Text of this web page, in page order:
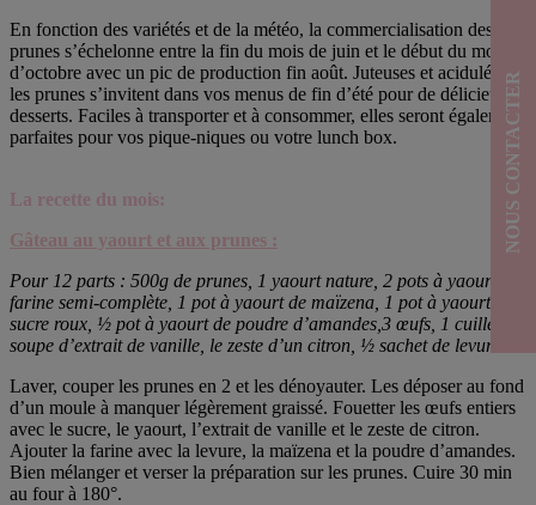
En fonction des variétés et de la météo, la commercialisation des
prunes s’échelonne entre la fin du mois de juin et le début du mois
d’octobre avec un pic de production fin août. Juteuses et acidulées,
les prunes s’invitent dans vos menus de fin d’été pour de délicieux
desserts. Faciles à transporter et à consommer, elles seront également
parfaites pour vos pique-niques ou votre lunch box.
La recette du mois:
Gâteau au yaourt et aux prunes :
Pour 12 parts : 500g de prunes, 1 yaourt nature, 2 pots à yaourt de
farine semi-complète, 1 pot à yaourt de maïzena, 1 pot à yaourt de
sucre roux, ½ pot à yaourt de poudre d’amandes,3 œufs, 1 cuillère à
soupe d’extrait de vanille, le zeste d’un citron, ½ sachet de levure.
Laver, couper les prunes en 2 et les dénoyauter. Les déposer au fond
d’un moule à manquer légèrement graissé. Fouetter les œufs entiers
avec le sucre, le yaourt, l’extrait de vanille et le zeste de citron.
Ajouter la farine avec la levure, la maïzena et la poudre d’amandes.
Bien mélanger et verser la préparation sur les prunes. Cuire 30 min
au four à 180°.
NOUS CONTACTER